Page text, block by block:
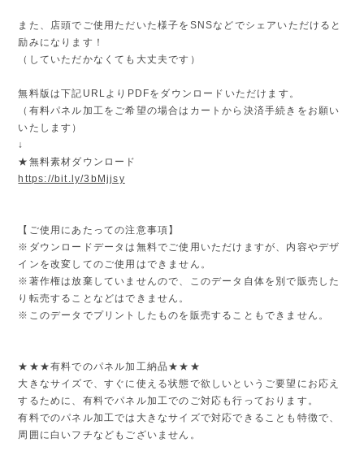
また、店頭でご使用ただいた様子をSNSなどでシェアいただけると
励みになります！
（していただかなくても大丈夫です）
無料版は下記URLよりPDFをダウンロードいただけます。
（有料パネル加工をご希望の場合はカートから決済手続きをお願い
いたします）
↓
★無料素材ダウンロード
https://bit.ly/3bMjjsy
【ご使用にあたっての注意事項】
※ダウンロードデータは無料でご使用いただけますが、内容やデザ
インを改変してのご使用はできません。
※著作権は放棄していませんので、このデータ自体を別で販売した
り転売することなどはできません。
※このデータでプリントしたものを販売することもできません。
★★★有料でのパネル加工納品★★★
大きなサイズで、すぐに使える状態で欲しいというご要望にお応え
するために、有料でパネル加工でのご対応も行っております。
有料でのパネル加工では大きなサイズで対応できることも特徴で、
周囲に白いフチなどもございません。